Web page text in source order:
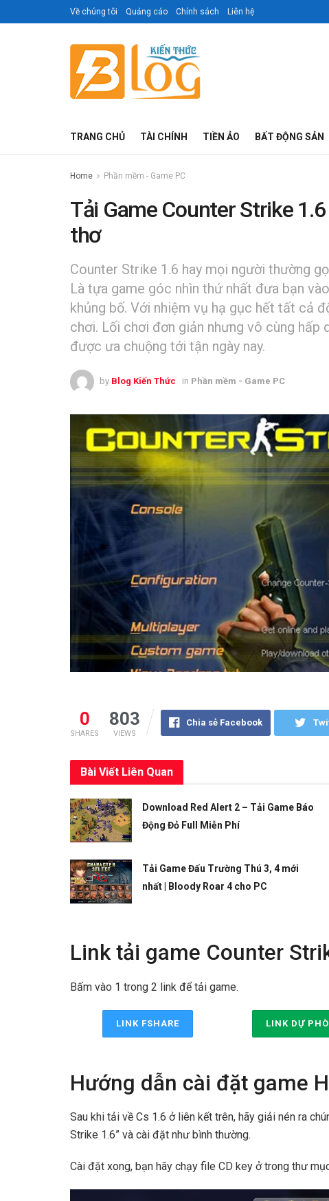
Về chúng tôi Quảng cáo Chính sách Liên hệ
TRANG CHỦ TÀI CHÍNH TIỀN ẢO BẤT ĐỘNG SẢN
Home Phần mềm - Game PC
Tải Game Counter Strike
thơ
Counter Strike 1.6 hay mọi người thường
Là tựa game góc nhìn thứ nhất đưa bạn
khủng bố. Với nhiệm vụ hạ gục hết tất cả
chơi. Lối chơi đơn giản nhưng vô cùng hấp
được ưa chuộng tới tận ngày nay.
by Blog Kiến Thức in Phần mềm - Game PC
0
SHARES
803
VIEWS
Chia sẻ Facebook
Bài Viết Liên Quan
Download Red Alert 2 – Tải Game Báo
Động Đỏ Full Miễn Phí
Tải Game Đấu Trường Thú 3, 4 mới
nhất | Bloody Roar 4 cho PC
Link tải game Counter
Bấm vào 1 trong 2 link để tải game.
LINK FSHARE LINK DỰ
Hướng dẫn cài đặt game
Sau khi tải về Cs 1.6 ở liên kết trên, hãy giải nén ra
Strike 1.6” và cài đặt như bình thường.
Cài đặt xong, bạn hãy chạy file CD key ở trong thư